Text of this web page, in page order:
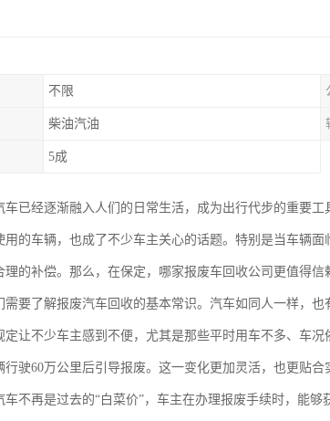
不限
柴油汽油
5成
车已经逐渐融入人们的日常生活，成为出行代步的重要
用的车辆，也成了不少车主关心的话题。特别是当车辆
理的补偿。那么，在保定，哪家报废车回收公司更值得信
需要了解报废汽车回收的基本常识。汽车如同人一样，
定让不少车主感到不便，尤其是那些平时用车不多、车
行驶60万公里后引导报废。这一变化更加灵活，也更贴
车不再是过去的“白菜价”，车主在办理报废手续时，能